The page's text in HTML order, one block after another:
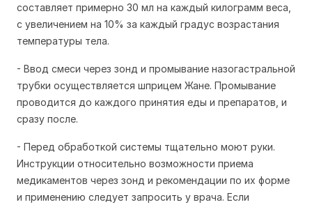
составляет примерно 30 мл на каждый килограмм веса,
с увеличением на 10% за каждый градус возрастания
температуры тела.
- Ввод смеси через зонд и промывание назогастральной
трубки осуществляется шприцем Жане. Промывание
проводится до каждого принятия еды и препаратов, и
сразу после.
- Перед обработкой системы тщательно моют руки.
Инструкции относительно возможности приема
медикаментов через зонд и рекомендации по их форме
и применению следует запросить у врача. Если